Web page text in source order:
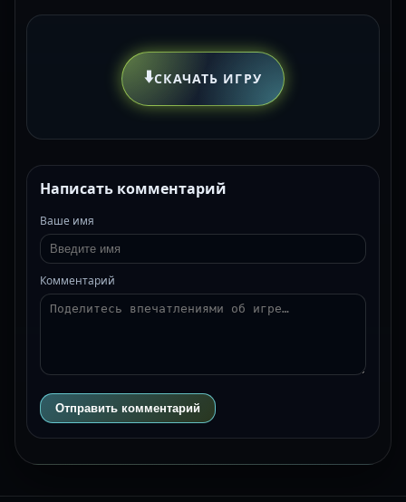
⬇️СКАЧАТЬ ИГРУ
Написать комментарий
Ваше имя
Комментарий
Отправить комментарий